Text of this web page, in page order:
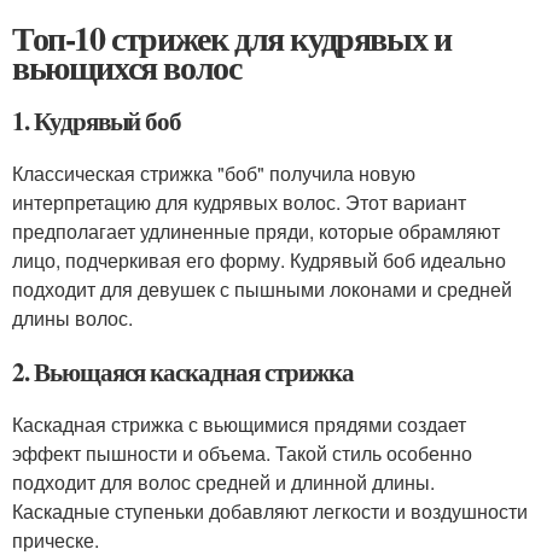
Топ-10 стрижек для кудрявых и
вьющихся волос
1. Кудрявый боб
Классическая стрижка "боб" получила новую
интерпретацию для кудрявых волос. Этот вариант
предполагает удлиненные пряди, которые обрамляют
лицо, подчеркивая его форму. Кудрявый боб идеально
подходит для девушек с пышными локонами и средней
длины волос.
2. Вьющаяся каскадная стрижка
Каскадная стрижка с вьющимися прядями создает
эффект пышности и объема. Такой стиль особенно
подходит для волос средней и длинной длины.
Каскадные ступеньки добавляют легкости и воздушности
прическе.